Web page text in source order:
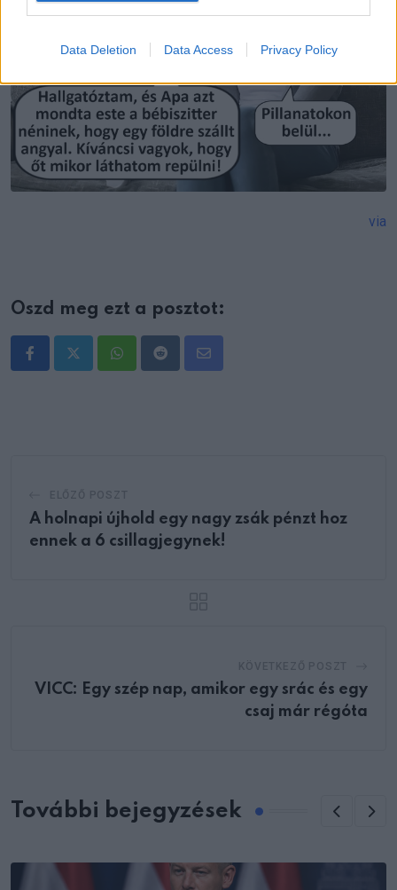
Data Deletion Data Access Privacy Policy
via
Oszd meg ezt a posztot:
WhatsappRedditShare
A holnapi újhold egy nagy zsák pénzt hoz
ennek a 6 csillagjegynek!
VICC: Egy szép nap, amikor egy srác és egy
csaj már régóta
További bejegyzések